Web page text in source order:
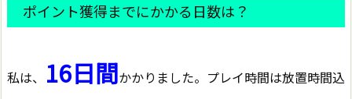
ポイント獲得までにかかる日数は？
私は、 16日間かかりました。プレイ時間は放置時間込